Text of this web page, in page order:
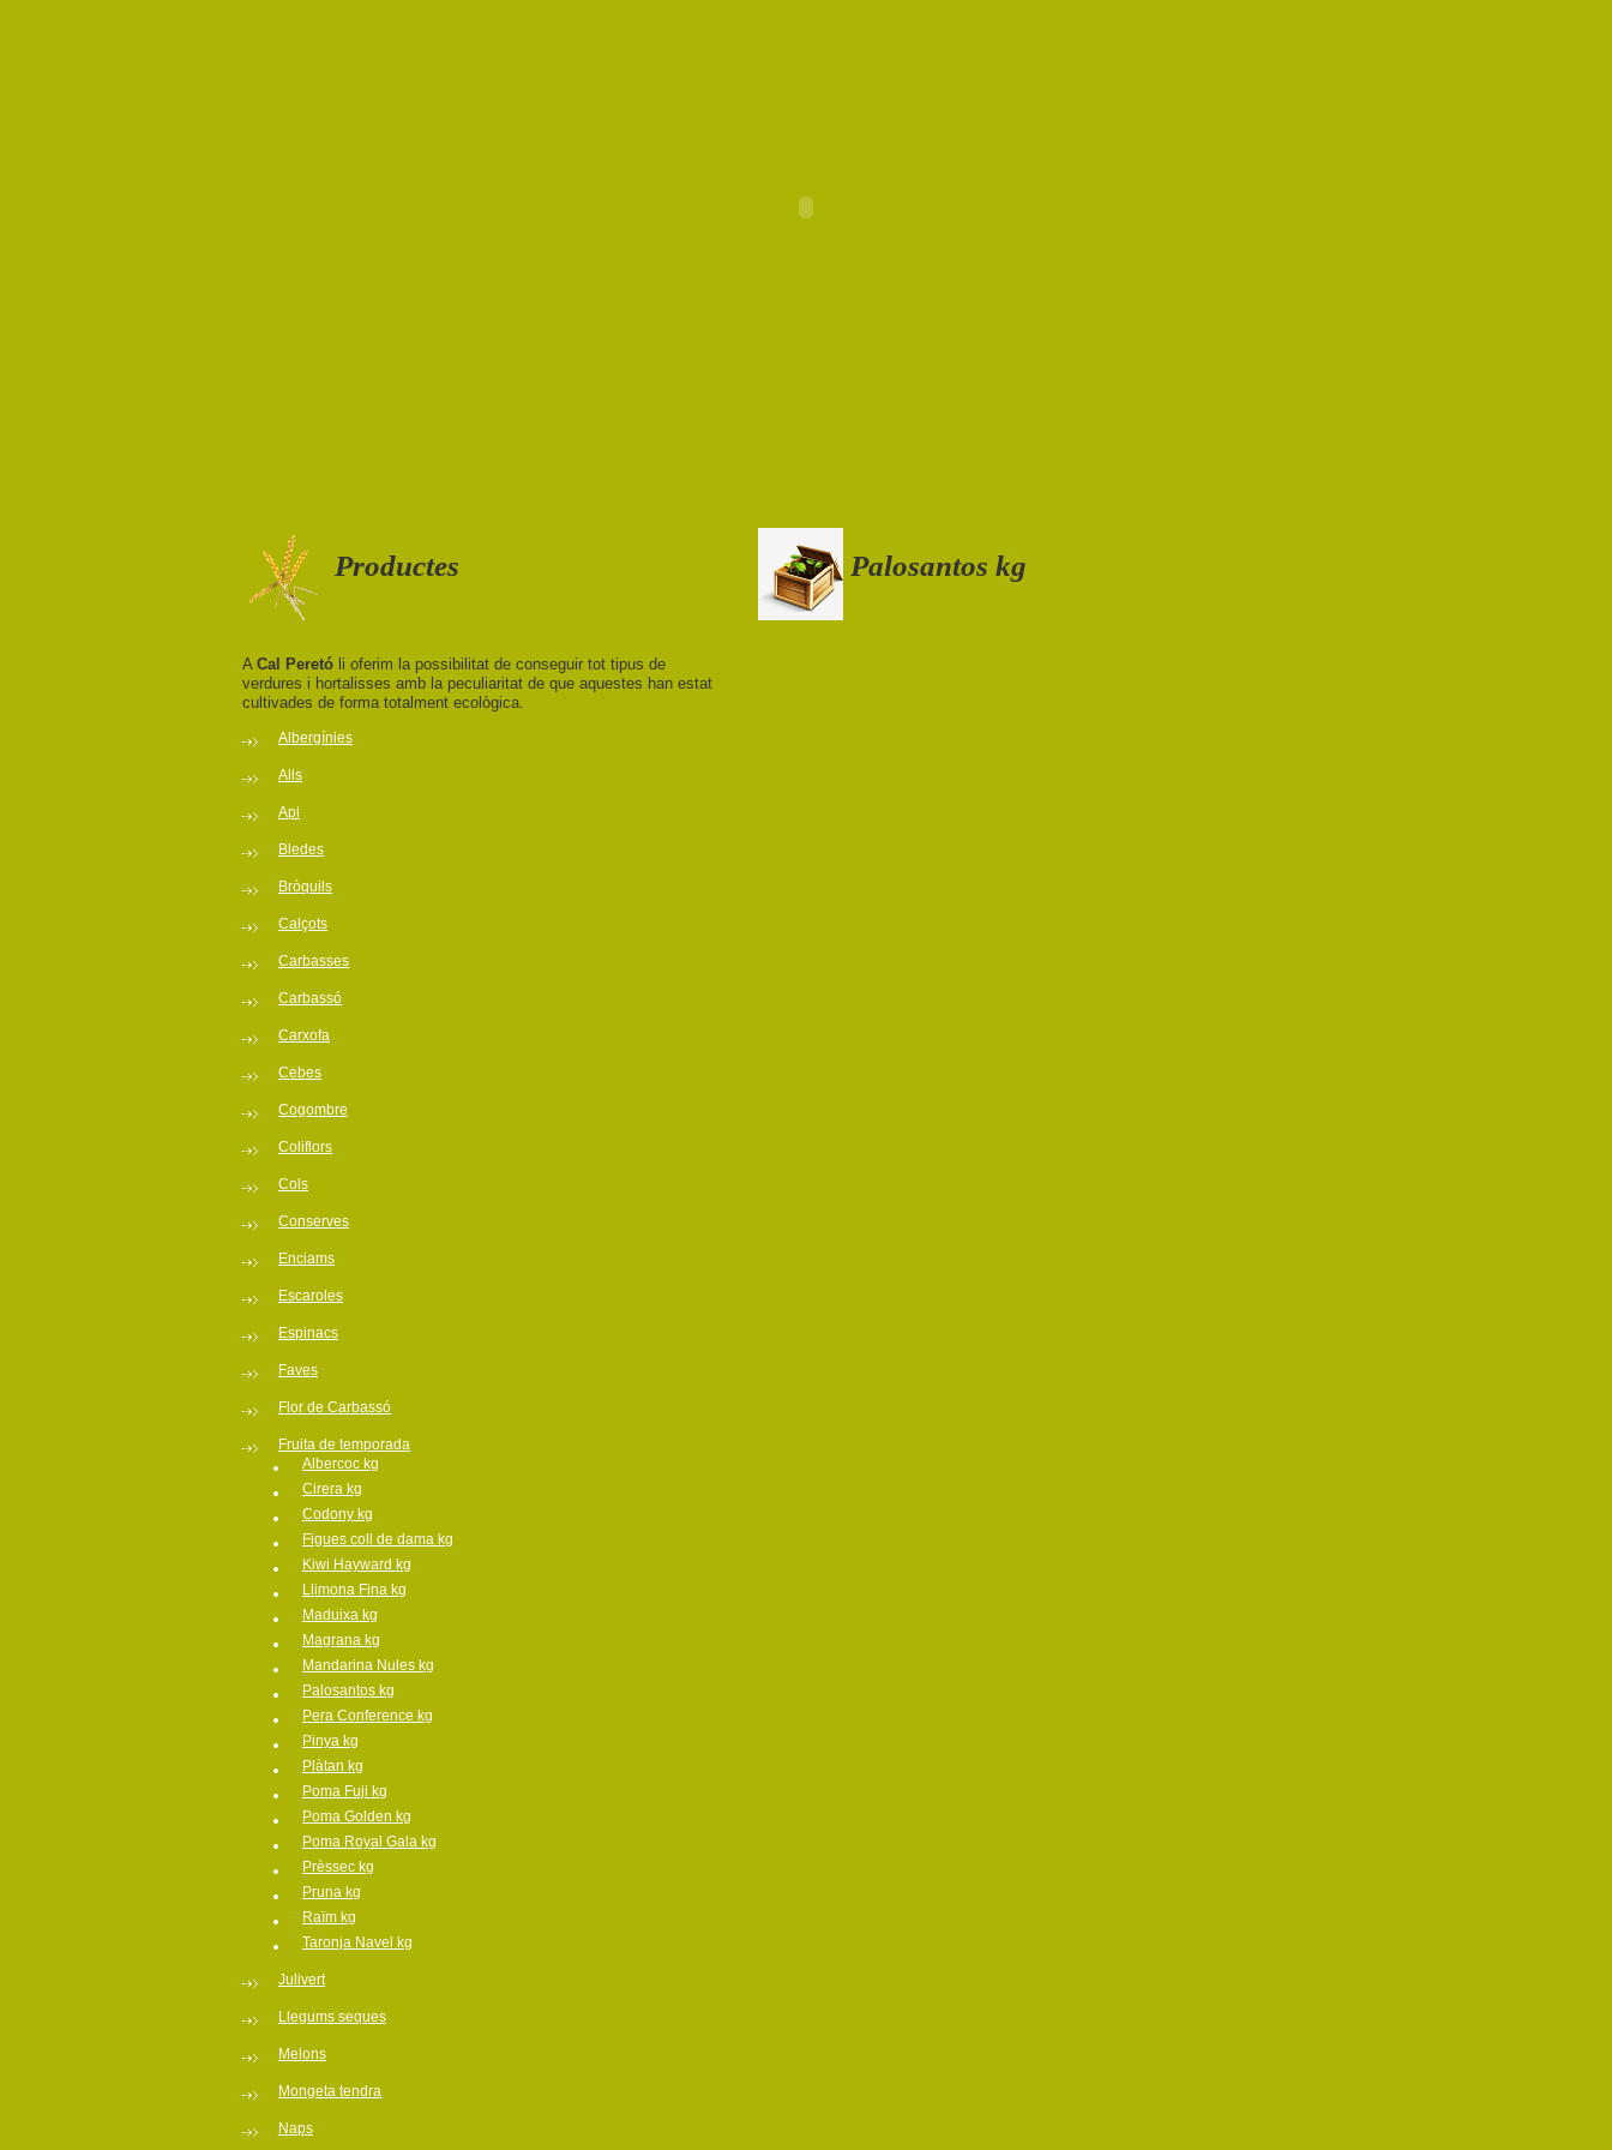
Productes
A Cal Peretó li oferim la possibilitat de conseguir tot tipus de
verdures i hortalisses amb la peculiaritat de que aquestes han estat
cultivades de forma totalment ecològica.
Albergínies
Alls
Api
Bledes
Bròquils
Calçots
Carbasses
Carbassó
Carxofa
Cebes
Cogombre
Coliflors
Cols
Conserves
Enciams
Escaroles
Espinacs
Faves
Flor de Carbassó
Fruita de temporada
Albercoc kg
Cirera kg
Codony kg
Figues coll de dama kg
Kiwi Hayward kg
Llimona Fina kg
Maduixa kg
Magrana kg
Mandarina Nules kg
Palosantos kg
Pera Conference kg
Pinya kg
Plàtan kg
Poma Fuji kg
Poma Golden kg
Poma Royal Gala kg
Prèssec kg
Pruna kg
Raïm kg
Taronja Navel kg
Julivert
Llegums seques
Melons
Mongeta tendra
Naps
Palosantos kg